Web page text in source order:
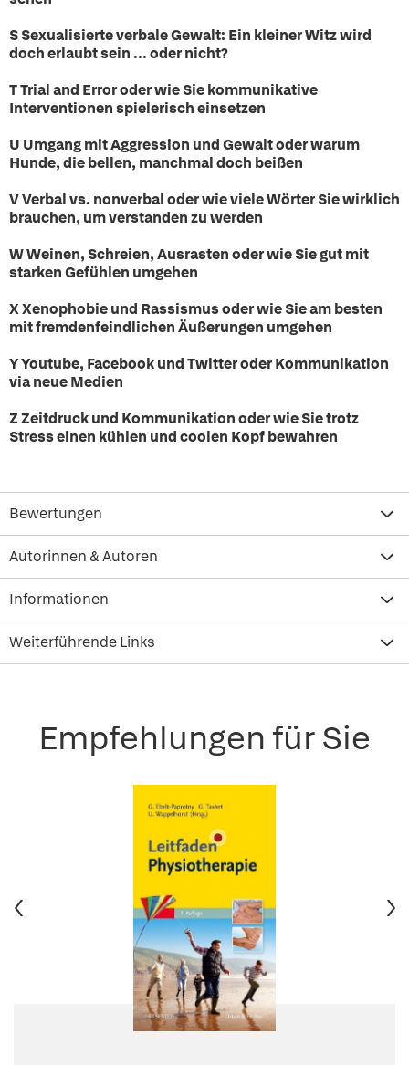
S Sexualisierte verbale Gewalt: Ein kleiner Witz wird
doch erlaubt sein ... oder nicht?
T Trial and Error oder wie Sie kommunikative
Interventionen spielerisch einsetzen
U Umgang mit Aggression und Gewalt oder warum
Hunde, die bellen, manchmal doch beißen
V Verbal vs. nonverbal oder wie viele Wörter Sie wirklich
brauchen, um verstanden zu werden
W Weinen, Schreien, Ausrasten oder wie Sie gut mit
starken Gefühlen umgehen
X Xenophobie und Rassismus oder wie Sie am besten
mit fremdenfeindlichen Äußerungen umgehen
Y Youtube, Facebook und Twitter oder Kommunikation
via neue Medien
Z Zeitdruck und Kommunikation oder wie Sie trotz
Stress einen kühlen und coolen Kopf bewahren
Bewertungen
Autorinnen & Autoren
Informationen
Weiterführende Links
Empfehlungen für Sie